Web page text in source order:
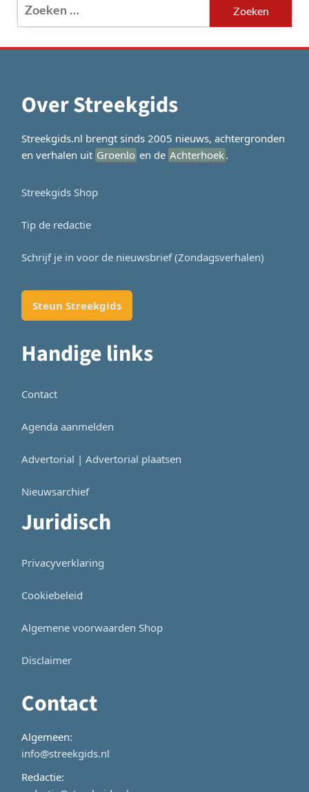
Zoeken
naar:
Over Streekgids
Streekgids.nl brengt sinds 2005 nieuws, achtergronden
en verhalen uit Groenlo en de Achterhoek.
Streekgids Shop
Tip de redactie
Schrijf je in voor de nieuwsbrief (Zondagsverhalen)
Steun Streekgids
Handige links
Contact
Agenda aanmelden
Advertorial | Advertorial plaatsen
Nieuwsarchief
Juridisch
Privacyverklaring
Cookiebeleid
Algemene voorwaarden Shop
Disclaimer
Contact
Algemeen:
info@streekgids.nl
Redactie: